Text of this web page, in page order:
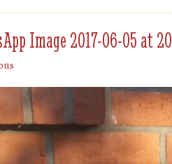
Image 2017-06-05 at